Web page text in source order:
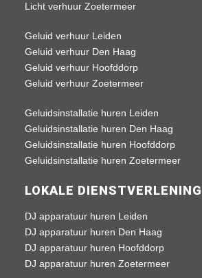
Licht verhuur Zoetermeer
Geluid verhuur Leiden
Geluid verhuur Den Haag
Geluid verhuur Hoofddorp
Geluid verhuur Zoetermeer
Geluidsinstallatie huren Leiden
Geluidsinstallatie huren Den Haag
Geluidsinstallatie huren Hoofddorp
Geluidsinstallatie huren Zoetermeer
LOKALE DIENSTVERLENING
DJ apparatuur huren Leiden
DJ apparatuur huren Den Haag
DJ apparatuur huren Hoofddorp
DJ apparatuur huren Zoetermeer